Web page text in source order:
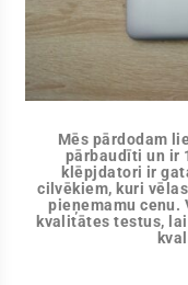
Mēs pārdodam
pārbaudīti un ir
klēpjdatori ir
cilvēkiem, kuri
pieņemamu
kvalitātes testus,